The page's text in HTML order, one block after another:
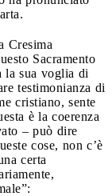
Cresima
Sacramento
la sua voglia di
testimonianza di
cristiano, sente
è la coerenza
– può dire
cose, non c’è
certa